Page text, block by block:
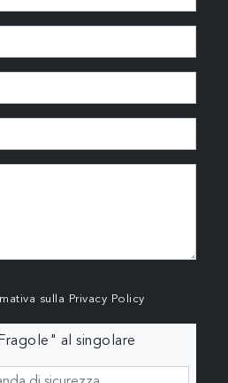
sulla Privacy Policy
al singolare